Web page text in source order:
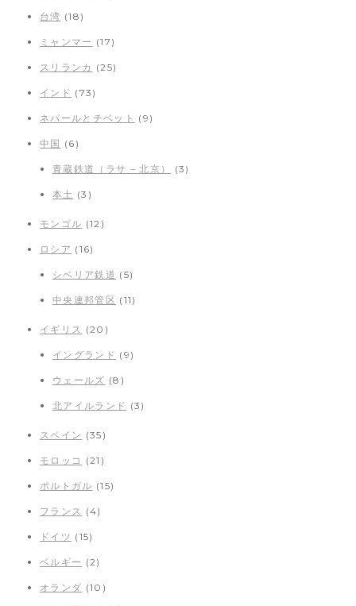
台湾 (18)
ミャンマー (17)
スリランカ (25)
インド (73)
ネパールとチベット (9)
中国 (6)
青蔵鉄道（ラサ – 北京） (3)
本土 (3)
モンゴル (12)
ロシア (16)
シベリア鉄道 (5)
中央連邦管区 (11)
イギリス (20)
イングランド (9)
ウェールズ (8)
北アイルランド (3)
スペイン (35)
モロッコ (21)
ポルトガル (15)
フランス (4)
ドイツ (15)
ベルギー (2)
オランダ (10)